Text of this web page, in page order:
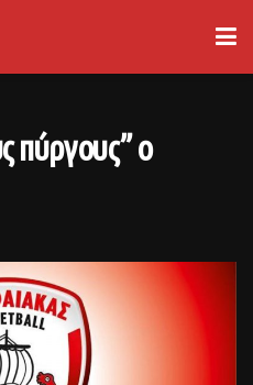
πύργους” ο